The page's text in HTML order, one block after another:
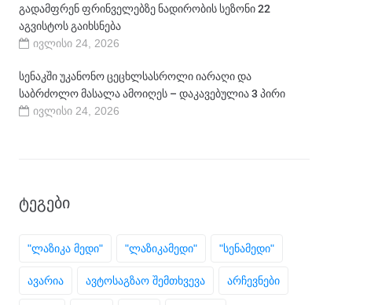
გადამფრენ ფრინველებზე ნადირობის სეზონი 22
აგვისტოს გაიხსნება
ივლისი 24, 2026
სენაკში უკანონო ცეცხლსასროლი იარაღი და
საბრძოლო მასალა ამოიღეს – დაკავებულია 3 პირი
ივლისი 24, 2026
ᲢᲔᲒᲔᲑᲘ
"ლაზიკა მედი" "ლაზიკამედი" "სენამედი"
ავარია ავტოსაგზაო შემთხვევა არჩევნები